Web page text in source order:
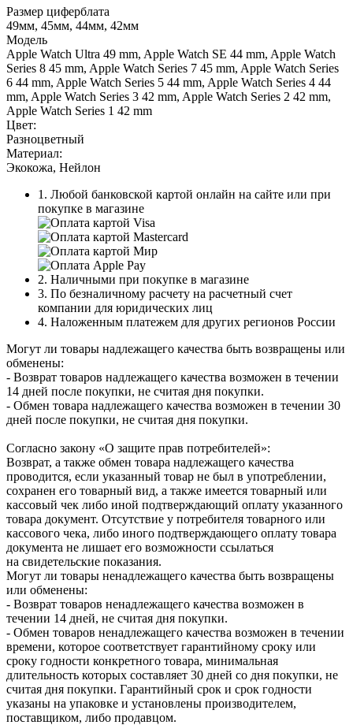
Размер циферблата
49мм, 45мм, 44мм, 42мм
Модель
Apple Watch Ultra 49 mm, Apple Watch SE 44 mm, Apple Watch
Series 8 45 mm, Apple Watch Series 7 45 mm, Apple Watch Series
6 44 mm, Apple Watch Series 5 44 mm, Apple Watch Series 4 44
mm, Apple Watch Series 3 42 mm, Apple Watch Series 2 42 mm,
Apple Watch Series 1 42 mm
Цвет:
Разноцветный
Материал:
Экокожа, Нейлон
1. Любой банковской картой онлайн на сайте или при
покупке в магазине
2. Наличными при покупке в магазине
3. По безналичному расчету на расчетный счет
компании для юридических лиц
4. Наложенным платежем для других регионов России
Могут ли товары надлежащего качества быть возвращены или
обменены:
- Возврат товаров надлежащего качества возможен в течении
14 дней после покупки, не считая дня покупки.
- Обмен товара надлежащего качества возможен в течении 30
дней после покупки, не считая дня покупки.
Согласно закону «О защите прав потребителей»:
Возврат, а также обмен товара надлежащего качества
проводится, если указанный товар не был в употреблении,
сохранен его товарный вид, а также имеется товарный или
кассовый чек либо иной подтверждающий оплату указанного
товара документ. Отсутствие у потребителя товарного или
кассового чека, либо иного подтверждающего оплату товара
документа не лишает его возможности ссылаться
на свидетельские показания.
Могут ли товары ненадлежащего качества быть возвращены
или обменены:
- Возврат товаров ненадлежащего качества возможен в
течении 14 дней, не считая дня покупки.
- Обмен товаров ненадлежащего качества возможен в течении
времени, которое соответствует гарантийному сроку или
сроку годности конкретного товара, минимальная
длительность которых составляет 30 дней со дня покупки, не
считая дня покупки. Гарантийный срок и срок годности
указаны на упаковке и установлены производителем,
поставщиком, либо продавцом.